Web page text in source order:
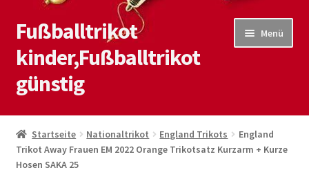
Zur
Navigation
springen
Zum
Inhalt
springen
Fußballtrikot
kinder,Fußballtrikot
günstig
Menü
Start
Blog
Startseite Nationaltrikot England Trikots
England
Trikot Away Frauen EM 2022 Orange Trikotsatz Kurzarm + Kurze
Hosen SAKA 25